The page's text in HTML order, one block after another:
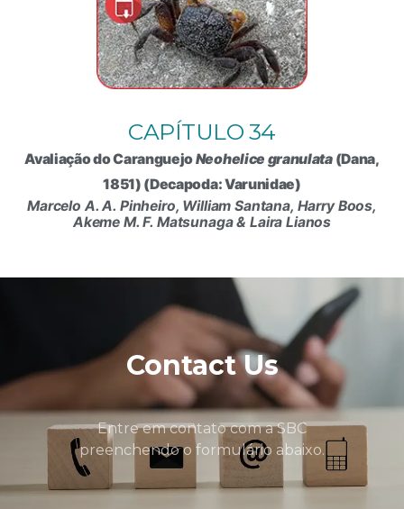
CAPÍTULO 34
Avaliação do CaranguejoNeohelice granulata(Dana,
1851) (Decapoda: Varunidae)
Marcelo A. A. Pinheiro, William Santana, Harry Boos,
Akeme M. F. Matsunaga & Laira Lianos
Contact Us
Entre em contato com a SBC
preenchendo o formulário abaixo.